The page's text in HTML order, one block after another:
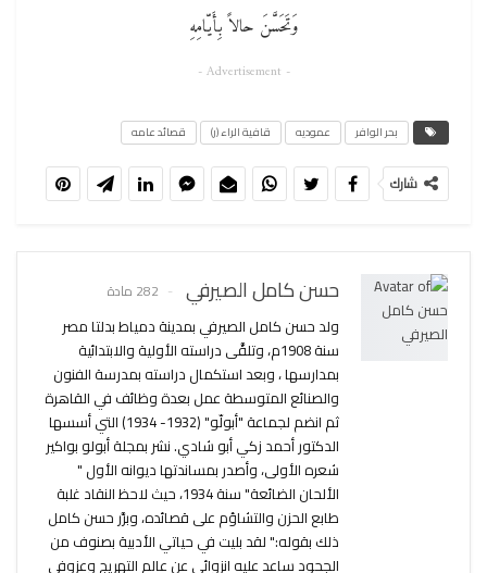
وَتَحَسَّنَ حالاً بِأَيّامِهِ
- Advertisement -
بحر الوافر عموديه قافية الراء (ر) قصائد عامه
شارك
حسن كامل الصيرفي 282 مادة
ولد حسن كامل الصيرفي بمدينة دمياط بدلتا مصر
سنة 1908م، وتلقَّى دراسته الأولية والابتدائية
بمدارسها ، وبعد استكمال دراسته بمدرسة الفنون
والصنائع المتوسطة عمل بعدة وظائف في القاهرة
ثم انضم لجماعة "أبولّو" (1932- 1934) التي أسسها
الدكتور أحمد زكي أبو شادي. نشر بمجلة أبولو بواكير
شعره الأولى، وأصدر بمساندتها ديوانه الأول "
الألحان الضائعة" سنة 1934، حيث لاحظ النقاد غلبة
طابع الحزن والتشاؤم على قصائده، وبرَّر حسن كامل
ذلك بقوله:" لقد بليت في حياتي الأدبية بصنوف من
الجحود ساعد عليه انزوائي عن عالم التهريج وعزوفي